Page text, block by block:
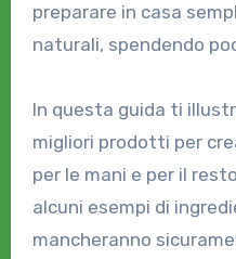
preparare in casa
naturali, spendendo
In questa guida ti
migliori prodotti per
per le mani e per il
alcuni esempi di
mancheranno